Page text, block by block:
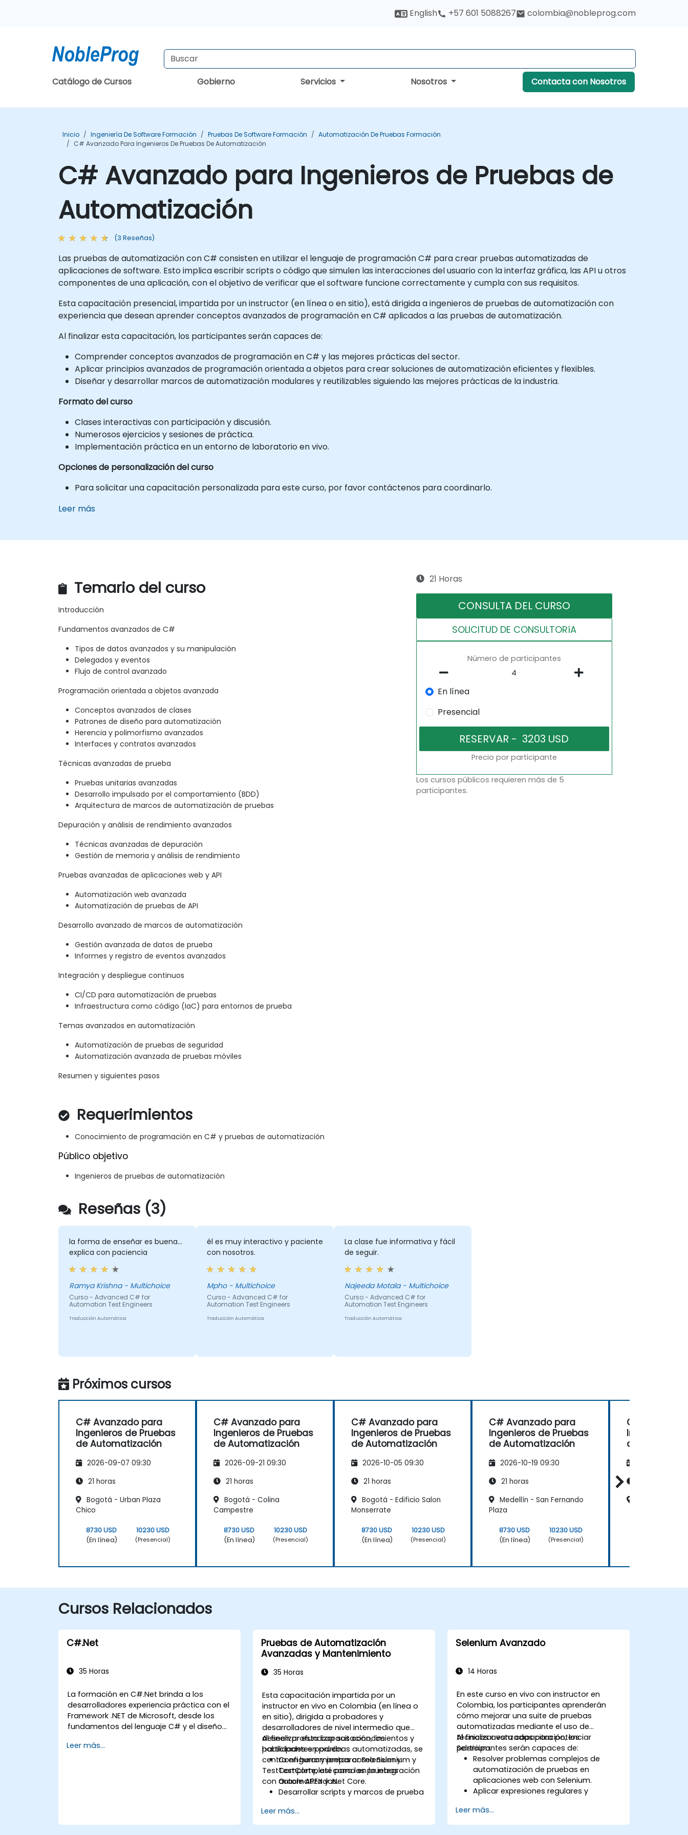
English +57 601 5088267 colombia@nobleprog.com
Catálogo de Cursos Gobierno Servicios Nosotros Contacta con Nosotros
Inicio Ingeniería De Software Formación Pruebas De Software Formación
Automatización De Pruebas Formación
C# Avanzado Para Ingenieros De Pruebas De Automatización
C# Avanzado para Ingenieros de Pruebas de
Automatización
(3 Reseñas)
Las pruebas de automatización con C# consisten en utilizar el lenguaje de programación C# para crear pruebas automatizadas de
aplicaciones de software. Esto implica escribir scripts o código que simulen las interacciones del usuario con la interfaz gráfica, las API u otros
componentes de una aplicación, con el objetivo de verificar que el software funcione correctamente y cumpla con sus requisitos.
Esta capacitación presencial, impartida por un instructor (en línea o en sitio), está dirigida a ingenieros de pruebas de automatización con
experiencia que desean aprender conceptos avanzados de programación en C# aplicados a las pruebas de automatización.
Al finalizar esta capacitación, los participantes serán capaces de:
Comprender conceptos avanzados de programación en C# y las mejores prácticas del sector.
Aplicar principios avanzados de programación orientada a objetos para crear soluciones de automatización eficientes y flexibles.
Diseñar y desarrollar marcos de automatización modulares y reutilizables siguiendo las mejores prácticas de la industria.
Formato del curso
Clases interactivas con participación y discusión.
Numerosos ejercicios y sesiones de práctica.
Implementación práctica en un entorno de laboratorio en vivo.
Opciones de personalización del curso
Para solicitar una capacitación personalizada para este curso, por favor contáctenos para coordinarlo.
Leer más
Temario del curso
Introducción
Fundamentos avanzados de C#
Tipos de datos avanzados y su manipulación
Delegados y eventos
Flujo de control avanzado
Programación orientada a objetos avanzada
Conceptos avanzados de clases
Patrones de diseño para automatización
Herencia y polimorfismo avanzados
Interfaces y contratos avanzados
Técnicas avanzadas de prueba
Pruebas unitarias avanzadas
Desarrollo impulsado por el comportamiento (BDD)
Arquitectura de marcos de automatización de pruebas
Depuración y análisis de rendimiento avanzados
Técnicas avanzadas de depuración
Gestión de memoria y análisis de rendimiento
Pruebas avanzadas de aplicaciones web y API
Automatización web avanzada
Automatización de pruebas de API
Desarrollo avanzado de marcos de automatización
Gestión avanzada de datos de prueba
Informes y registro de eventos avanzados
Integración y despliegue continuos
CI/CD para automatización de pruebas
Infraestructura como código (IaC) para entornos de prueba
Temas avanzados en automatización
Automatización de pruebas de seguridad
Automatización avanzada de pruebas móviles
Resumen y siguientes pasos
Requerimientos
Conocimiento de programación en C# y pruebas de automatización
Público objetivo
Ingenieros de pruebas de automatización
21 Horas
CONSULTA DEL CURSO
SOLICITUD DE CONSULTORíA
Número de participantes
En línea
Presencial
Precio por participante
Los cursos públicos requieren más de 5
participantes.
Reseñas (3)
la forma de enseñar es buena...
explica con paciencia
Ramya Krishna - Multichoice
Curso - Advanced C# for
Automation Test Engineers
Traducción Automática
él es muy interactivo y paciente
con nosotros.
Mpho - Multichoice
Curso - Advanced C# for
Automation Test Engineers
Traducción Automática
La clase fue informativa y fácil
de seguir.
Najeeda Motala - Multichoice
Curso - Advanced C# for
Automation Test Engineers
Traducción Automática
Próximos cursos
C# Avanzado para
Ingenieros de Pruebas
de Automatización
2026-09-07 09:30
21 horas
Bogotá - Urban Plaza
Chico
8730 USD
(En línea)
10230 USD
(Presencial)
C# Avanzado para
Ingenieros de Pruebas
de Automatización
2026-09-21 09:30
21 horas
Bogotá - Colina
Campestre
8730 USD
(En línea)
10230 USD
(Presencial)
C# Avanzado para
Ingenieros de Pruebas
de Automatización
2026-10-05 09:30
21 horas
Bogotá - Edificio Salon
Monserrate
8730 USD
(En línea)
10230 USD
(Presencial)
C# Avanzado para
Ingenieros de Pruebas
de Automatización
2026-10-19 09:30
21 horas
Medellín - San Fernando
Plaza
8730 USD
(En línea)
10230 USD
(Presencial)
C#
Ingenieros
de
Cursos Relacionados
C#.Net
35 Horas
La formación en C#.Net brinda a los
desarrolladores experiencia práctica con el
Framework .NET de Microsoft, desde los
fundamentos del lenguaje C# y el diseño
trabajo del IDE de Visual Studio y los
arquitectura escalable para implementar
Leer más...
Pruebas de Automatización
Avanzadas y Mantenimiento
35 Horas
Esta capacitación impartida por un
instructor en vivo en Colombia (en línea o
en sitio), dirigida a probadores y
desarrolladores de nivel intermedio que
deseen profundizar sus conocimientos y
habilidades en pruebas automatizadas, se
centra en herramientas como Selenium y
TestComplete, así como en la integración
con Oracle APEX y .Net Core.
Al finalizar esta capacitación, los
participantes podrán:
Configurar y preparar Selenium y
TestComplete para las pruebas
automatizadas.
Desarrollar scripts y marcos de prueba
Integrar las pruebas automatizadas
con aplicaciones Oracle APEX y .Net
Leer más...
Selenium Avanzado
14 Horas
En este curso en vivo con instructor en
Colombia, los participantes aprenderán
cómo mejorar una suite de pruebas
automatizadas mediante el uso de
técnicas avanzadas para potenciar
Selenium.
Al finalizar esta capacitación, los
participantes serán capaces de:
Resolver problemas complejos de
automatización de pruebas en
aplicaciones web con Selenium.
Aplicar expresiones regulares y
patrones.
Manejar excepciones que detienen la
Leer más...